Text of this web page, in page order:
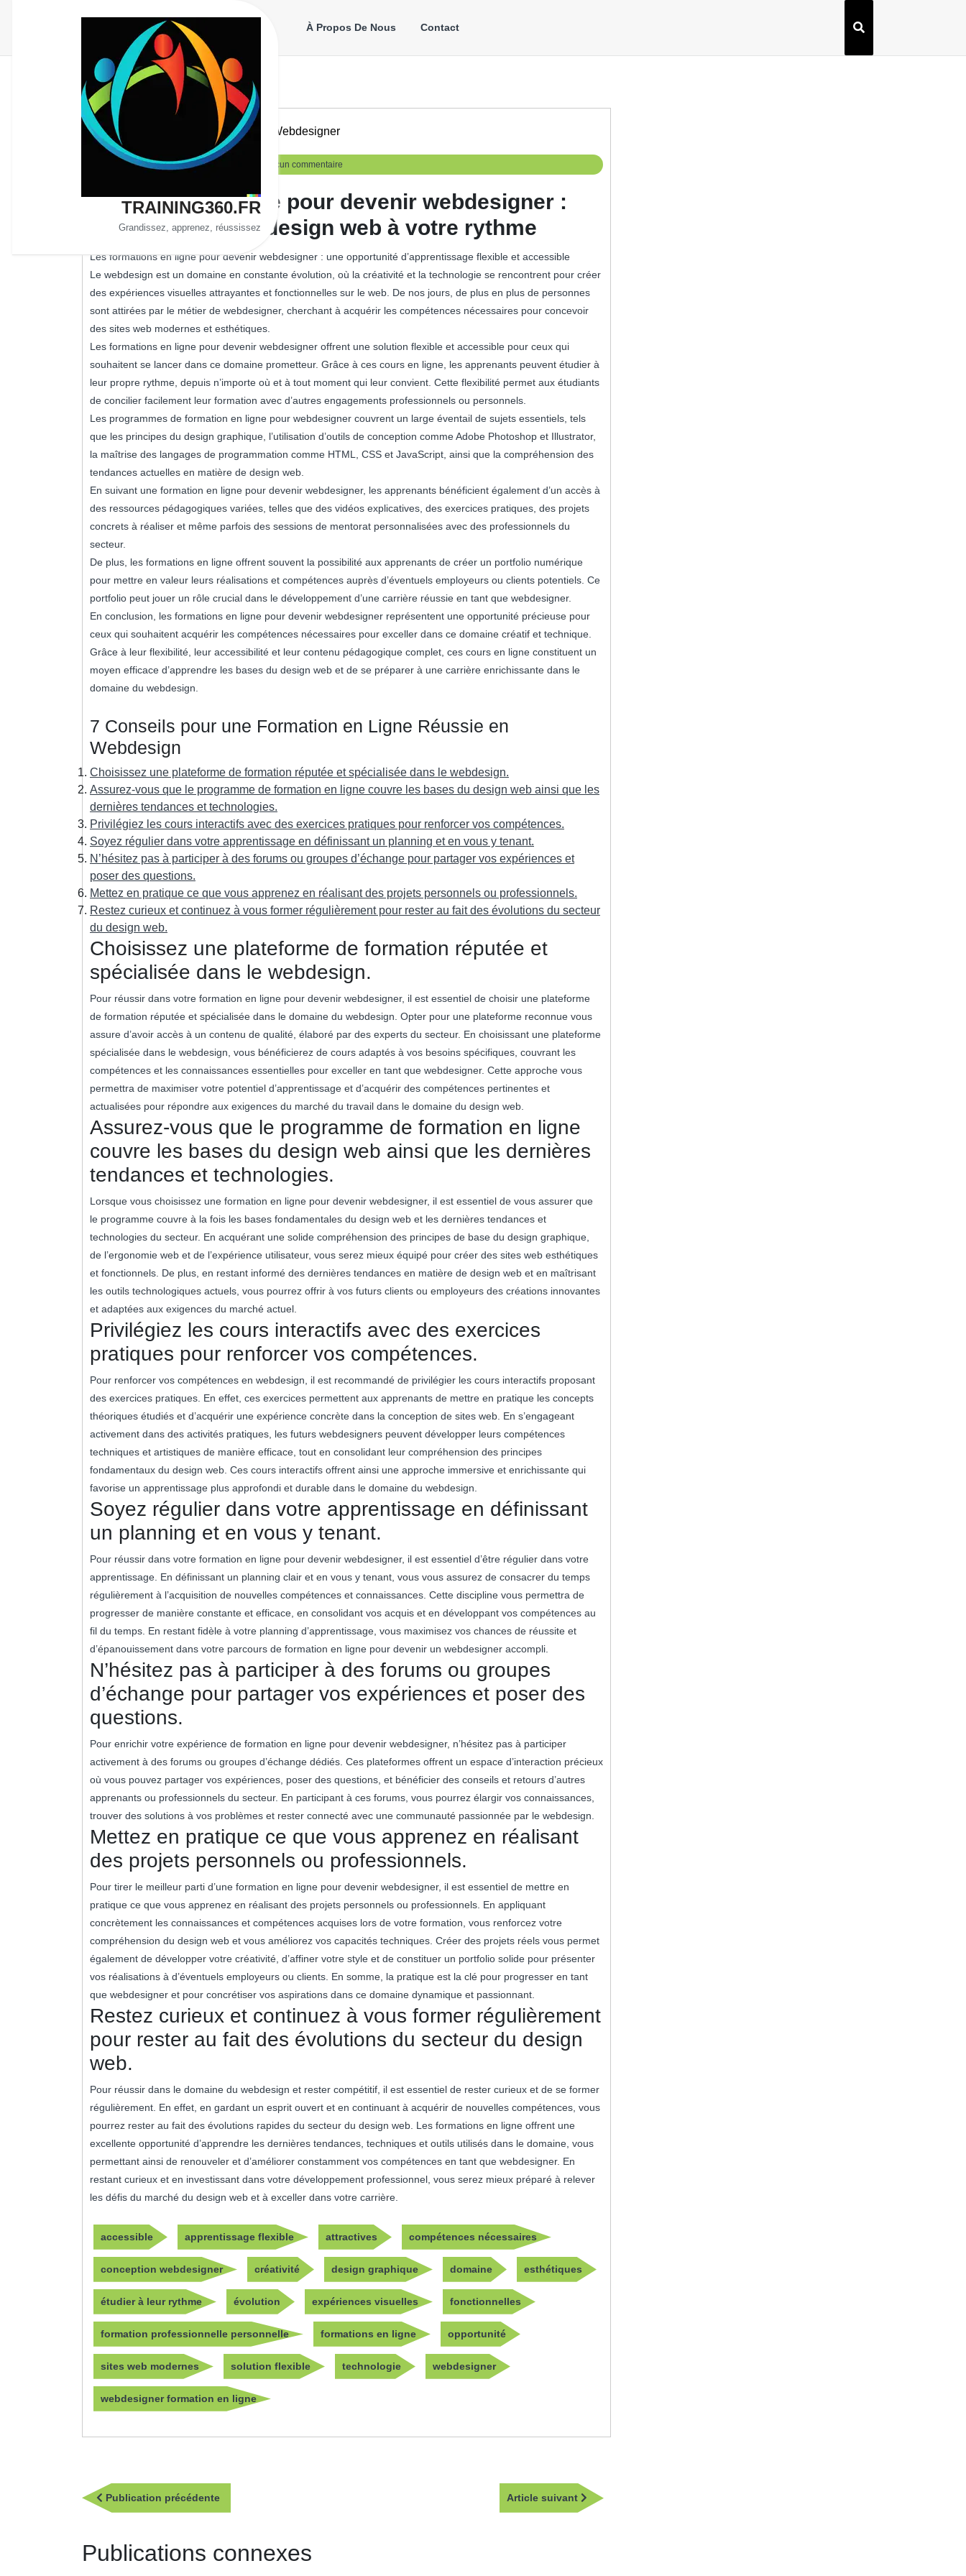
TRAINING360.FR
Grandissez, apprenez, réussissez
À Propos De Nous Contact
Design Web Design Web Designer Webdesigner
13 août 2025
13 training360 training360Aucun commentaire
Formation en ligne pour devenir webdesigner :
Maîtrisez l’art du design web à votre rythme
Les formations en ligne pour devenir webdesigner : une opportunité d’apprentissage flexible et accessible
Le webdesign est un domaine en constante évolution, où la créativité et la technologie se rencontrent pour créer
des expériences visuelles attrayantes et fonctionnelles sur le web. De nos jours, de plus en plus de personnes
sont attirées par le métier de webdesigner, cherchant à acquérir les compétences nécessaires pour concevoir
des sites web modernes et esthétiques.
Les formations en ligne pour devenir webdesigner offrent une solution flexible et accessible pour ceux qui
souhaitent se lancer dans ce domaine prometteur. Grâce à ces cours en ligne, les apprenants peuvent étudier à
leur propre rythme, depuis n’importe où et à tout moment qui leur convient. Cette flexibilité permet aux étudiants
de concilier facilement leur formation avec d’autres engagements professionnels ou personnels.
Les programmes de formation en ligne pour webdesigner couvrent un large éventail de sujets essentiels, tels
que les principes du design graphique, l’utilisation d’outils de conception comme Adobe Photoshop et Illustrator,
la maîtrise des langages de programmation comme HTML, CSS et JavaScript, ainsi que la compréhension des
tendances actuelles en matière de design web.
En suivant une formation en ligne pour devenir webdesigner, les apprenants bénéficient également d’un accès à
des ressources pédagogiques variées, telles que des vidéos explicatives, des exercices pratiques, des projets
concrets à réaliser et même parfois des sessions de mentorat personnalisées avec des professionnels du
secteur.
De plus, les formations en ligne offrent souvent la possibilité aux apprenants de créer un portfolio numérique
pour mettre en valeur leurs réalisations et compétences auprès d’éventuels employeurs ou clients potentiels. Ce
portfolio peut jouer un rôle crucial dans le développement d’une carrière réussie en tant que webdesigner.
En conclusion, les formations en ligne pour devenir webdesigner représentent une opportunité précieuse pour
ceux qui souhaitent acquérir les compétences nécessaires pour exceller dans ce domaine créatif et technique.
Grâce à leur flexibilité, leur accessibilité et leur contenu pédagogique complet, ces cours en ligne constituent un
moyen efficace d’apprendre les bases du design web et de se préparer à une carrière enrichissante dans le
domaine du webdesign.
7 Conseils pour une Formation en Ligne Réussie en
Webdesign
Choisissez une plateforme de formation réputée et spécialisée dans le webdesign.
Assurez-vous que le programme de formation en ligne couvre les bases du design web ainsi que les
dernières tendances et technologies.
Privilégiez les cours interactifs avec des exercices pratiques pour renforcer vos compétences.
Soyez régulier dans votre apprentissage en définissant un planning et en vous y tenant.
N’hésitez pas à participer à des forums ou groupes d’échange pour partager vos expériences et
poser des questions.
Mettez en pratique ce que vous apprenez en réalisant des projets personnels ou professionnels.
Restez curieux et continuez à vous former régulièrement pour rester au fait des évolutions du secteur
du design web.
Choisissez une plateforme de formation réputée et
spécialisée dans le webdesign.
Pour réussir dans votre formation en ligne pour devenir webdesigner, il est essentiel de choisir une plateforme
de formation réputée et spécialisée dans le domaine du webdesign. Opter pour une plateforme reconnue vous
assure d’avoir accès à un contenu de qualité, élaboré par des experts du secteur. En choisissant une plateforme
spécialisée dans le webdesign, vous bénéficierez de cours adaptés à vos besoins spécifiques, couvrant les
compétences et les connaissances essentielles pour exceller en tant que webdesigner. Cette approche vous
permettra de maximiser votre potentiel d’apprentissage et d’acquérir des compétences pertinentes et
actualisées pour répondre aux exigences du marché du travail dans le domaine du design web.
Assurez-vous que le programme de formation en ligne
couvre les bases du design web ainsi que les dernières
tendances et technologies.
Lorsque vous choisissez une formation en ligne pour devenir webdesigner, il est essentiel de vous assurer que
le programme couvre à la fois les bases fondamentales du design web et les dernières tendances et
technologies du secteur. En acquérant une solide compréhension des principes de base du design graphique,
de l’ergonomie web et de l’expérience utilisateur, vous serez mieux équipé pour créer des sites web esthétiques
et fonctionnels. De plus, en restant informé des dernières tendances en matière de design web et en maîtrisant
les outils technologiques actuels, vous pourrez offrir à vos futurs clients ou employeurs des créations innovantes
et adaptées aux exigences du marché actuel.
Privilégiez les cours interactifs avec des exercices
pratiques pour renforcer vos compétences.
Pour renforcer vos compétences en webdesign, il est recommandé de privilégier les cours interactifs proposant
des exercices pratiques. En effet, ces exercices permettent aux apprenants de mettre en pratique les concepts
théoriques étudiés et d’acquérir une expérience concrète dans la conception de sites web. En s’engageant
activement dans des activités pratiques, les futurs webdesigners peuvent développer leurs compétences
techniques et artistiques de manière efficace, tout en consolidant leur compréhension des principes
fondamentaux du design web. Ces cours interactifs offrent ainsi une approche immersive et enrichissante qui
favorise un apprentissage plus approfondi et durable dans le domaine du webdesign.
Soyez régulier dans votre apprentissage en définissant
un planning et en vous y tenant.
Pour réussir dans votre formation en ligne pour devenir webdesigner, il est essentiel d’être régulier dans votre
apprentissage. En définissant un planning clair et en vous y tenant, vous vous assurez de consacrer du temps
régulièrement à l’acquisition de nouvelles compétences et connaissances. Cette discipline vous permettra de
progresser de manière constante et efficace, en consolidant vos acquis et en développant vos compétences au
fil du temps. En restant fidèle à votre planning d’apprentissage, vous maximisez vos chances de réussite et
d’épanouissement dans votre parcours de formation en ligne pour devenir un webdesigner accompli.
N’hésitez pas à participer à des forums ou groupes
d’échange pour partager vos expériences et poser des
questions.
Pour enrichir votre expérience de formation en ligne pour devenir webdesigner, n’hésitez pas à participer
activement à des forums ou groupes d’échange dédiés. Ces plateformes offrent un espace d’interaction précieux
où vous pouvez partager vos expériences, poser des questions, et bénéficier des conseils et retours d’autres
apprenants ou professionnels du secteur. En participant à ces forums, vous pourrez élargir vos connaissances,
trouver des solutions à vos problèmes et rester connecté avec une communauté passionnée par le webdesign.
Mettez en pratique ce que vous apprenez en réalisant
des projets personnels ou professionnels.
Pour tirer le meilleur parti d’une formation en ligne pour devenir webdesigner, il est essentiel de mettre en
pratique ce que vous apprenez en réalisant des projets personnels ou professionnels. En appliquant
concrètement les connaissances et compétences acquises lors de votre formation, vous renforcez votre
compréhension du design web et vous améliorez vos capacités techniques. Créer des projets réels vous permet
également de développer votre créativité, d’affiner votre style et de constituer un portfolio solide pour présenter
vos réalisations à d’éventuels employeurs ou clients. En somme, la pratique est la clé pour progresser en tant
que webdesigner et pour concrétiser vos aspirations dans ce domaine dynamique et passionnant.
Restez curieux et continuez à vous former régulièrement
pour rester au fait des évolutions du secteur du design
web.
Pour réussir dans le domaine du webdesign et rester compétitif, il est essentiel de rester curieux et de se former
régulièrement. En effet, en gardant un esprit ouvert et en continuant à acquérir de nouvelles compétences, vous
pourrez rester au fait des évolutions rapides du secteur du design web. Les formations en ligne offrent une
excellente opportunité d’apprendre les dernières tendances, techniques et outils utilisés dans le domaine, vous
permettant ainsi de renouveler et d’améliorer constamment vos compétences en tant que webdesigner. En
restant curieux et en investissant dans votre développement professionnel, vous serez mieux préparé à relever
les défis du marché du design web et à exceller dans votre carrière.
accessible apprentissage flexible attractives compétences nécessaires
conception webdesigner créativité design graphique domaine esthétiques
étudier à leur rythme évolution expériences visuelles fonctionnelles
formation professionnelle personnelle formations en ligne opportunité
sites web modernes solution flexible technologie webdesigner
webdesigner formation en ligne
Navigation
de
l’article
Publication précédentePublication
précédente
Article suivant
Article
Publications connexes